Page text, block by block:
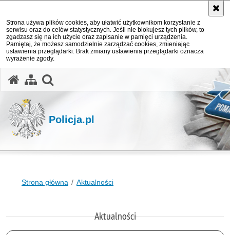
Strona używa plików cookies, aby ułatwić użytkownikom korzystanie z
serwisu oraz do celów statystycznych. Jeśli nie blokujesz tych plików, to
zgadzasz się na ich użycie oraz zapisanie w pamięci urządzenia.
Pamiętaj, że możesz samodzielnie zarządzać cookies, zmieniając
ustawienia przeglądarki. Brak zmiany ustawienia przeglądarki oznacza
wyrażenie zgody.
Policja.pl
Strona główna Aktualności
Aktualności